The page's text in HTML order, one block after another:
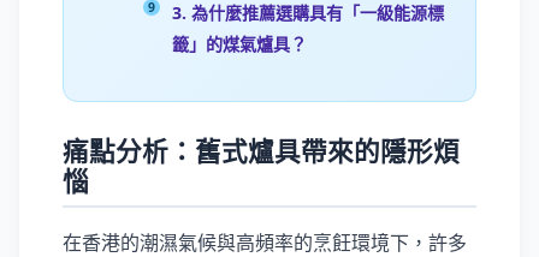
3. 為什麼推薦選購具有「一級能源標
籤」的煤氣爐具？
痛點分析：舊式爐具帶來的隱形煩
惱
在香港的潮濕氣候與高頻率的烹飪環境下，許多